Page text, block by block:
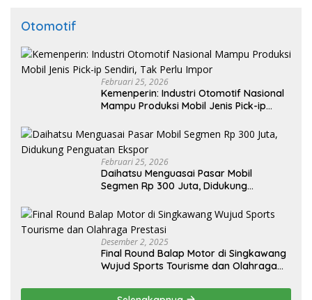
Otomotif
Februari 25, 2026
Kemenperin: Industri Otomotif Nasional
Mampu Produksi Mobil Jenis Pick-ip
Februari 25, 2026
Daihatsu Menguasai Pasar Mobil
Segmen Rp 300 Juta, Didukung
Desember 2, 2025
Final Round Balap Motor di Singkawang
Wujud Sports Tourisme dan Olahraga